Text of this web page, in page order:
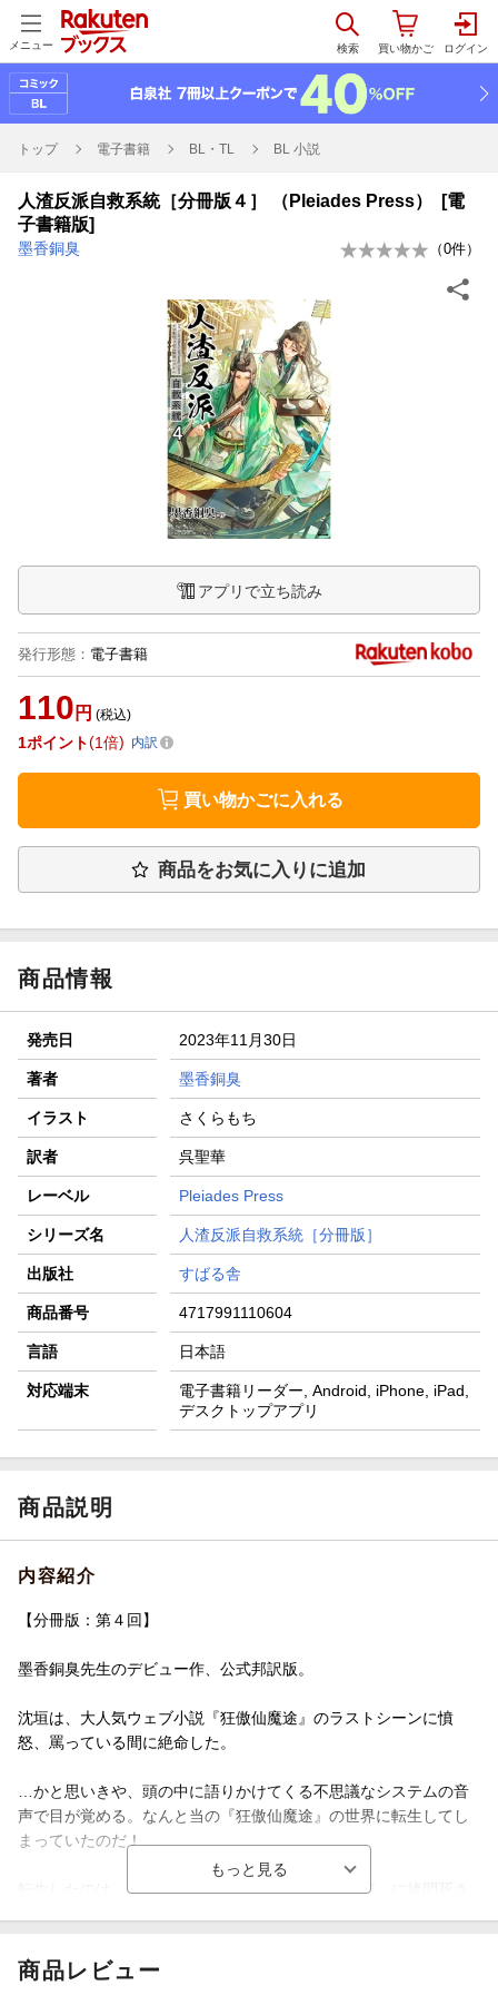
メニュー
トップ 電子書籍 BL・TL BL 小説
人渣反派自救系統［分冊版４］ （Pleiades Press） [電
子書籍版]
墨香銅臭 （0件）
アプリで立ち読み
発行形態 ： 電子書籍
110 円 (税込)
1ポイント 1倍 内訳
買い物かごに入れる
商品をお気に入りに追加
商品情報
発売日 2023年11月30日
著者 墨香銅臭
イラスト さくらもち
訳者 呉聖華
レーベル Pleiades Press
シリーズ名 人渣反派自救系統［分冊版］
出版社 すばる舎
商品番号 4717991110604
言語 日本語
対応端末
電子書籍リーダー, Android, iPhone, iPad,
デスクトップアプリ
商品説明
内容紹介
【分冊版：第４回】
墨香銅臭先生のデビュー作、公式邦訳版。
沈垣は、大人気ウェブ小説『狂傲仙魔途』のラストシーンに憤
怒、罵っている間に絶命した。
…かと思いきや、頭の中に語りかけてくる不思議なシステムの音
声で目が覚める。なんと当の『狂傲仙魔途』の世界に転生してし
まっていたのだ！
転生したのは、作中の主人公であり弟子の「洛氷河」に拷問死さ
守れなどといちいち制約ばかりが多い。
商品レビュー